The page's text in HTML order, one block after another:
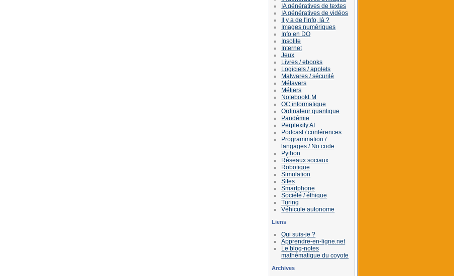
IA génératives de textes
IA génératives de vidéos
Il y a de l'info, là ?
Images numériques
Info en DO
Insolite
Internet
Jeux
Livres / ebooks
Logiciels / applets
Malwares / sécurité
Métavers
Métiers
NotebookLM
OC informatique
Ordinateur quantique
Pandémie
Perplexity AI
Podcast / conférences
Programmation /
langages / No code
Python
Réseaux sociaux
Robotique
Simulation
Sites
Smartphone
Société / éthique
Turing
Véhicule autonome
Liens
Qui suis-je ?
Apprendre-en-ligne.net
Le blog-notes
mathématique du coyote
Archives